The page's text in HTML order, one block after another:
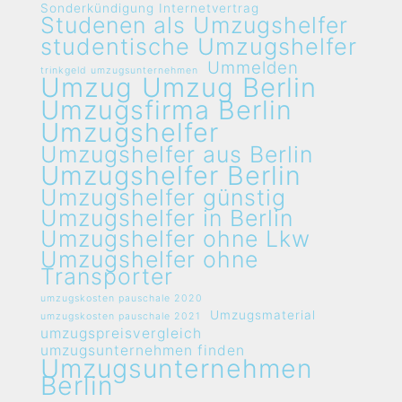
Sonderkündigung Internetvertrag
Studenen als Umzugshelfer
studentische Umzugshelfer
trinkgeld umzugsunternehmen Ummelden
Umzug Umzug Berlin
Umzugsfirma Berlin
Umzugshelfer
Umzugshelfer aus Berlin
Umzugshelfer Berlin
Umzugshelfer günstig
Umzugshelfer in Berlin
Umzugshelfer ohne Lkw
Umzugshelfer ohne
Transporter
umzugskosten pauschale 2020
umzugskosten pauschale 2021
Umzugsmaterial
umzugspreisvergleich
umzugsunternehmen finden
Umzugsunternehmen
Berlin